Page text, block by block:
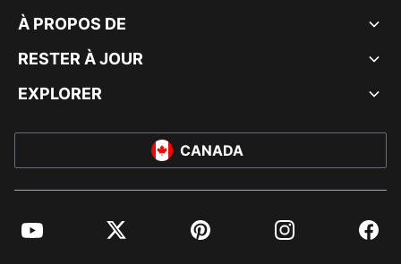
À PROPOS DE
RESTER À JOUR
EXPLORER
CANADA
YouTube Twitter Pinterest Instagram